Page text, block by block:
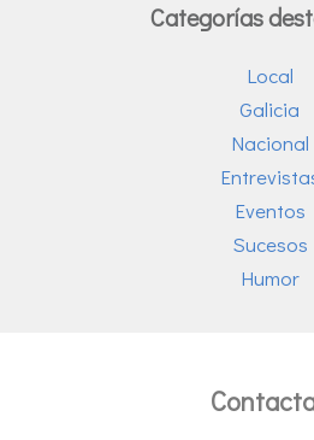
Categorías
Local
Galicia
Nacional
Eventos
Sucesos
Humor